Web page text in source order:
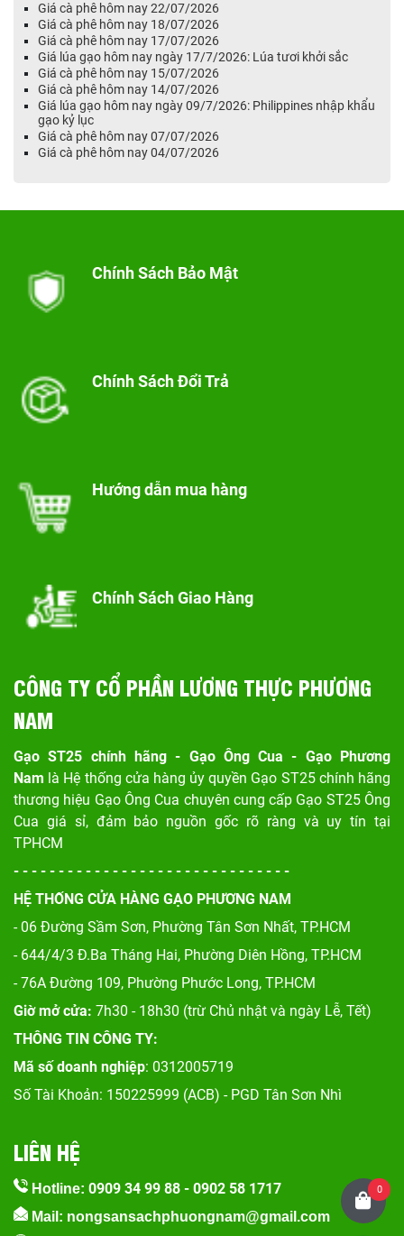
Giá cà phê hôm nay 22/07/2026
Giá cà phê hôm nay 18/07/2026
Giá cà phê hôm nay 17/07/2026
Giá lúa gạo hôm nay ngày 17/7/2026: Lúa tươi khởi sắc
Giá cà phê hôm nay 15/07/2026
Giá cà phê hôm nay 14/07/2026
Giá lúa gạo hôm nay ngày 09/7/2026: Philippines nhập khẩu
gạo kỷ lục
Giá cà phê hôm nay 07/07/2026
Giá cà phê hôm nay 04/07/2026
Chính Sách Bảo Mật
Chính Sách Đổi Trả
Hướng dẫn mua hàng
Chính Sách Giao Hàng
CÔNG TY CỔ PHẦN LƯƠNG THỰC PHƯƠNG
NAM
Gạo ST25 chính hãng - Gạo Ông Cua - Gạo Phương
Nam là Hệ thống cửa hàng ủy quyền Gạo ST25 chính hãng
thương hiệu Gạo Ông Cua chuyên cung cấp Gạo ST25 Ông
Cua giá sỉ, đảm bảo nguồn gốc rõ ràng và uy tín tại
TPHCM
- - - - - - - - - - - - - - - - - - - - - - - - - - - - - - -
HỆ THỐNG CỬA HÀNG GẠO PHƯƠNG NAM
- 06 Đường Sầm Sơn, Phường Tân Sơn Nhất, TP.HCM
- 644/4/3 Đ.Ba Tháng Hai, Phường Diên Hồng, TP.HCM
- 76A Đường 109, Phường Phước Long, TP.HCM
Giờ mở cửa: 7h30 - 18h30 (trừ Chủ nhật và ngày Lễ, Tết)
THÔNG TIN CÔNG TY:
Mã số doanh nghiệp: 0312005719
Số Tài Khoản: 150225999 (ACB) - PGD Tân Sơn Nhì
LIÊN HỆ
Hotline: 0909 34 99 88 - 0902 58 1717
Mail: nongsansachphuongnam@gmail.com
0